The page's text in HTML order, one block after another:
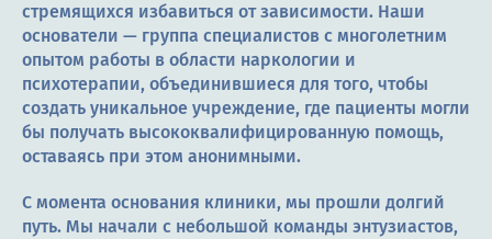
стремящихся избавиться от зависимости. Наши
основатели — группа специалистов с многолетним
опытом работы в области наркологии и
психотерапии, объединившиеся для того, чтобы
создать уникальное учреждение, где пациенты могли
бы получать высококвалифицированную помощь,
оставаясь при этом анонимными.
С момента основания клиники, мы прошли долгий
путь. Мы начали с небольшой команды энтузиастов,